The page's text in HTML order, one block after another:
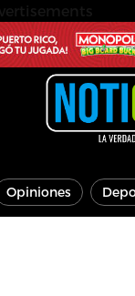
Opiniones